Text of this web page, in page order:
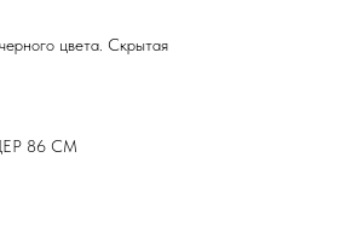
цвета. Скрытая
86 СМ